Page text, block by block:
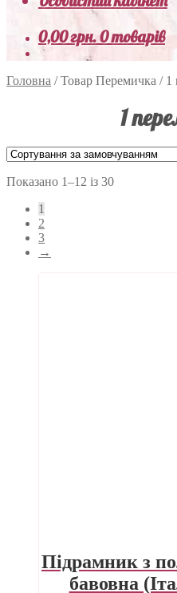
0,00грн.0 товарів
Головна /Товар Перемичка / 1
1
Показано 1–12 із 30
1
2
3
→
Підрамник з
бавовна